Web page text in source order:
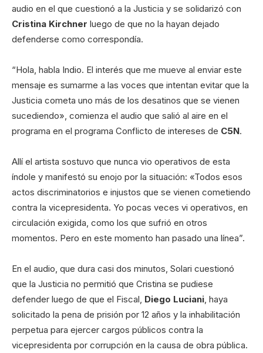
audio en el que cuestionó a la Justicia y se solidarizó con
Cristina Kirchner luego de que no la hayan dejado
defenderse como correspondía.
“Hola, habla Indio. El interés que me mueve al enviar este
mensaje es sumarme a las voces que intentan evitar que la
Justicia cometa uno más de los desatinos que se vienen
sucediendo», comienza el audio que salió al aire en el
programa en el programa Conflicto de intereses de C5N.
Allí el artista sostuvo que nunca vio operativos de esta
índole y manifestó su enojo por la situación: «Todos esos
actos discriminatorios e injustos que se vienen cometiendo
contra la vicepresidenta. Yo pocas veces vi operativos, en
circulación exigida, como los que sufrió en otros
momentos. Pero en este momento han pasado una línea”.
En el audio, que dura casi dos minutos, Solari cuestionó
que la Justicia no permitió que Cristina se pudiese
defender luego de que el Fiscal, Diego Luciani, haya
solicitado la pena de prisión por 12 años y la inhabilitación
perpetua para ejercer cargos públicos contra la
vicepresidenta por corrupción en la causa de obra pública.